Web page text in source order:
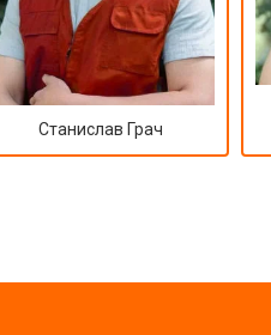
Станислав Грач